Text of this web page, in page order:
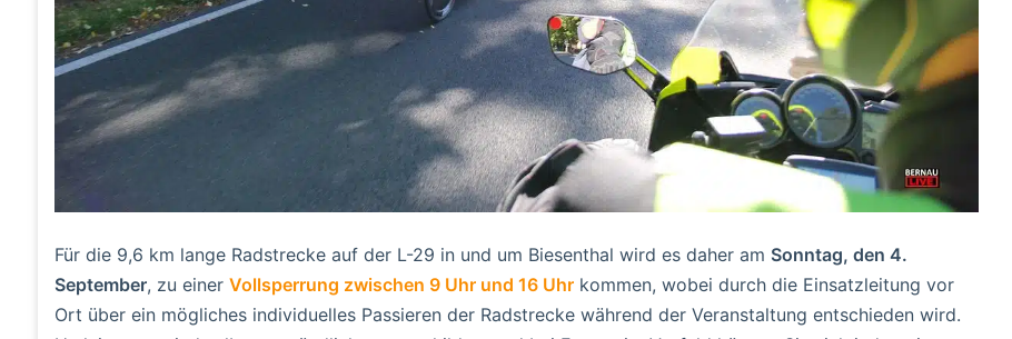
Für die 9,6 km lange Radstrecke auf der L-29 in und um Biesenthal wird es daher am Sonntag, den 4.
September, zu einer Vollsperrung zwischen 9 Uhr und 16 Uhrkommen, wobei durch die Einsatzleitung vor
Ort über ein mögliches individuelles Passieren der Radstrecke während der Veranstaltung entschieden wird.